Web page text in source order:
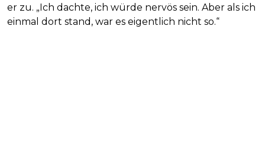
er zu. „Ich dachte, ich würde nervös sein. Aber als ich
einmal dort stand, war es eigentlich nicht so.“